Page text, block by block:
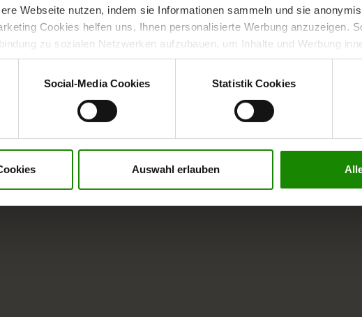
Webseite nutzen, indem sie Informationen sammeln und sie
Cookies helfen uns, Ihnen personalisierte Werbung anzuzeigen.
zu sozialen Netzwerken aufzubauen, um Inhalte und Werbung
entscheiden, welche Kategorien sie neben den notwendigen Cookies
“, wenn Sie nur notwendige Cookies zulassen wollen, oder auf „
mit Wirkung für die Zukunft widerrufen. Für weitere Informationen
Social-Media Cookies Statistik Cookies
Auswahl erlauben